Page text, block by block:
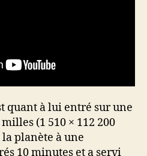
quant à lui entré sur une
(1 510 × 112 200
planète à une
10 minutes et a servi